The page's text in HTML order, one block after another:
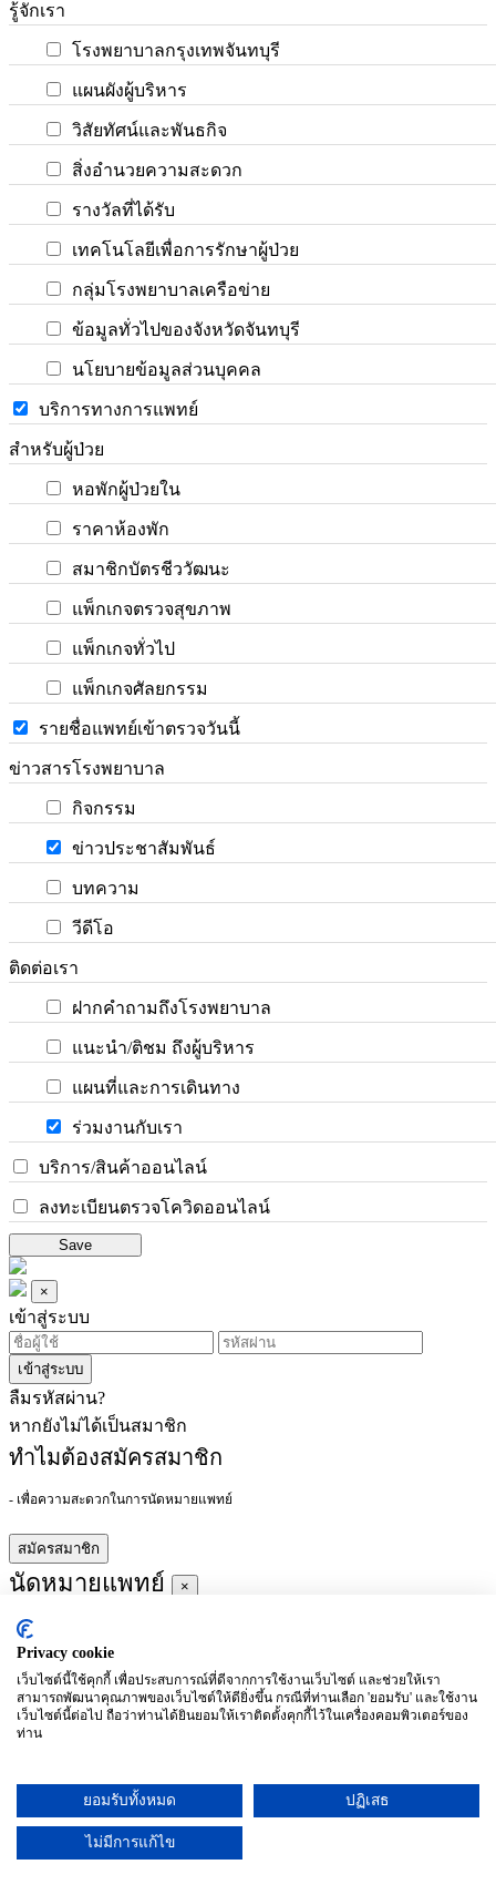
รู้จักเรา
โรงพยาบาลกรุงเทพจันทบุรี
แผนผังผู้บริหาร
วิสัยทัศน์และพันธกิจ
สิ่งอำนวยความสะดวก
รางวัลที่ได้รับ
เทคโนโลยีเพื่อการรักษาผู้ป่วย
กลุ่มโรงพยาบาลเครือข่าย
ข้อมูลทั่วไปของจังหวัดจันทบุรี
นโยบายข้อมูลส่วนบุคคล
บริการทางการแพทย์
สำหรับผู้ป่วย
หอพักผู้ป่วยใน
ราคาห้องพัก
สมาชิกบัตรชีววัฒนะ
แพ็กเกจตรวจสุขภาพ
แพ็กเกจทั่วไป
แพ็กเกจศัลยกรรม
รายชื่อแพทย์เข้าตรวจวันนี้
ข่าวสารโรงพยาบาล
กิจกรรม
ข่าวประชาสัมพันธ์
บทความ
วีดีโอ
ติดต่อเรา
ฝากคำถามถึงโรงพยาบาล
แนะนำ/ติชม ถึงผู้บริหาร
แผนที่และการเดินทาง
ร่วมงานกับเรา
บริการ/สินค้าออนไลน์
ลงทะเบียนตรวจโควิดออนไลน์
Save
×
เข้าสู่ระบบ
เข้าสู่ระบบ
ลืมรหัสผ่าน?
หากยังไม่ได้เป็นสมาชิก
ทำไมต้องสมัครสมาชิก
- เพื่อความสะดวกในการนัดหมายแพทย์
สมัครสมาชิก
นัดหมายแพทย์ ×
ผู้ชำนาญการ
ประจำ :
อาทิตย์
จันทร์
(27/09)
อังคาร
(28/09)
พุธ
พฤหัสบดี
ศุกร์
เสาร์
Privacy cookie
เว็บไซต์นี้ใช้คุกกี้ เพื่อประสบการณ์ที่ดีจากการใช้งานเว็บไซต์ และช่วยให้เรา
สามารถพัฒนาคุณภาพของเว็บไซต์ให้ดียิ่งขึ้น กรณีที่ท่านเลือก 'ยอมรับ' และใช้งาน
เว็บไซต์นี้ต่อไป ถือว่าท่านได้ยินยอมให้เราติดตั้งคุกกี้ไว้ในเครื่องคอมพิวเตอร์ของ
ท่าน
ยอมรับทั้งหมด ปฏิเสธ
ไม่มีการแก้ไข